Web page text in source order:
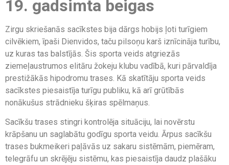
19. gadsimta beigas
Zirgu skriešanās sacīkstes bija dārgs hobijs ļoti turīgiem
cilvēkiem, īpaši Dienvidos, taču pilsoņu karš iznīcināja turību,
uz kuras tas balstījās. Šis sporta veids atgriezās
ziemeļaustrumos elitāru žokeju klubu vadībā, kuri pārvaldīja
prestižākās hipodromu trases. Kā skatītāju sporta veids
sacīkstes piesaistīja turīgu publiku, kā arī grūtībās
nonākušus strādnieku šķiras spēlmaņus.
Sacīkšu trases stingri kontrolēja situāciju, lai novērstu
krāpšanu un saglabātu godīgu sporta veidu. Ārpus sacīkšu
trases bukmeikeri paļāvās uz sakaru sistēmām, piemēram,
telegrāfu un skrējēju sistēmu, kas piesaistīja daudz plašāku